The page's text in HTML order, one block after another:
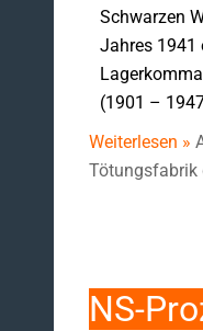
Schwarzen
Jahres 1941
(1901 –
Weiterlesen »
Tötungsfabrik
NS-